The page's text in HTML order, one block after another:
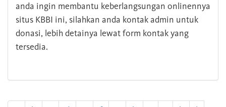
anda ingin membantu keberlangsungan onlinennya
situs KBBI ini, silahkan anda kontak admin untuk
donasi, lebih detainya lewat form kontak yang
tersedia.